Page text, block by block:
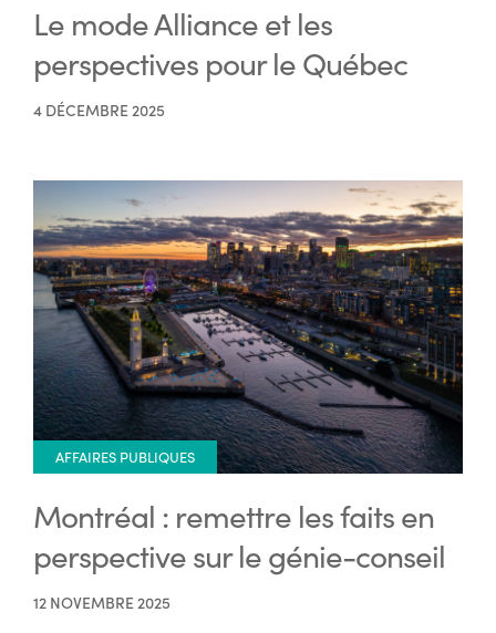
Le mode Alliance et les
perspectives pour le Québec
4 DÉCEMBRE 2025
AFFAIRES PUBLIQUES
Montréal : remettre les faits en
perspective sur le génie-conseil
12 NOVEMBRE 2025